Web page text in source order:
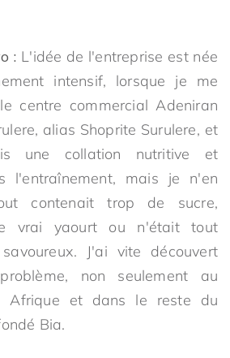
: L'idée de l'entreprise est née
intensif, lorsque je me
centre commercial Adeniran
alias Shoprite Surulere, et
une collation nutritive et
l'entraînement, mais je n'en
contenait trop de sucre,
vrai yaourt ou n'était tout
J'ai vite découvert
non seulement au
Afrique et dans le reste du
Bia.